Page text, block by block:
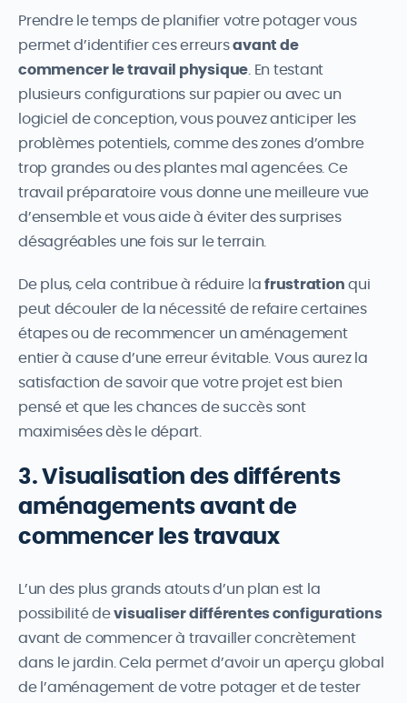
Prendre le temps de planifier votre potager vous
permet d’identifier ces erreursavant de
commencer le travail physique . En testant
plusieurs configurations sur papier ou avec un
logiciel de conception, vous pouvez anticiper les
problèmes potentiels, comme des zones d’ombre
trop grandes ou des plantes mal agencées. Ce
travail préparatoire vous donne une meilleure vue
d’ensemble et vous aide à éviter des surprises
désagréables une fois sur le terrain.
De plus, cela contribue à réduire lafrustration qui
peut découler de la nécessité de refaire certaines
étapes ou de recommencer un aménagement
entier à cause d’une erreur évitable. Vous aurez la
satisfaction de savoir que votre projet est bien
pensé et que les chances de succès sont
maximisées dès le départ.
3. Visualisation des différents
aménagements avant de
commencer les travaux
L’un des plus grands atouts d’un plan est la
possibilité devisualiser différentes configurations
avant de commencer à travailler concrètement
dans le jardin. Cela permet d’avoir un aperçu global
de l’aménagement de votre potager et de tester